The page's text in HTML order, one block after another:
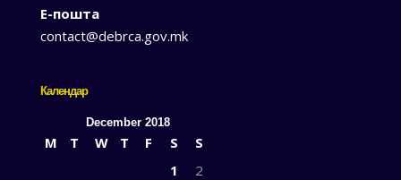
Е-пошта
contact@debrca.gov.mk
Календар
December 2018
M T W T F S
S
1
2